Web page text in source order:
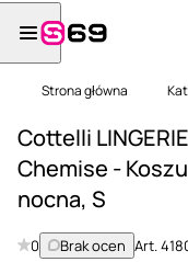
Strona główna
Cottelli LINGERIE
Chemise -
nocna, S
0 Brak ocen Art.